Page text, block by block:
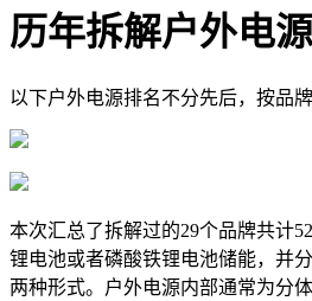
历年拆解户外电
以下户外电源排名不分先后，按品牌
本次汇总了拆解过的29个品牌共计
锂电池或者磷酸铁锂电池储能，并
两种形式。户外电源内部通常为分